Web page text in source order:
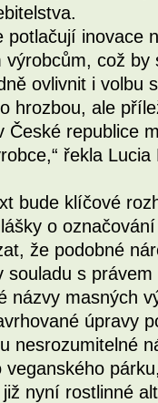
potlačují inovace
výrobcům, což
ovlivnit i volbu
hrozbou, ale
České republice
řekla
bude klíčové
o
že podobné
souladu s právem
názvy masných
úpravy
nesrozumitelné
nyní rostlinné